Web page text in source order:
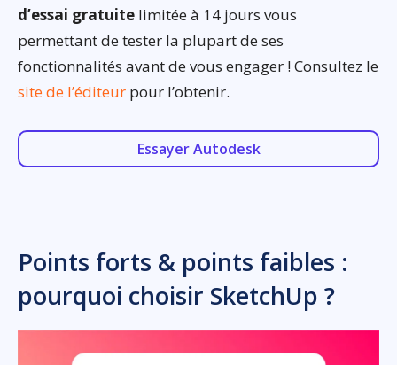
d’essai gratuite limitée à 14 jours vous
permettant de tester la plupart de ses
fonctionnalités avant de vous engager ! Consultez le
site de l’éditeur pour l’obtenir.
Essayer Autodesk
Points forts & points faibles :
pourquoi choisir SketchUp ?